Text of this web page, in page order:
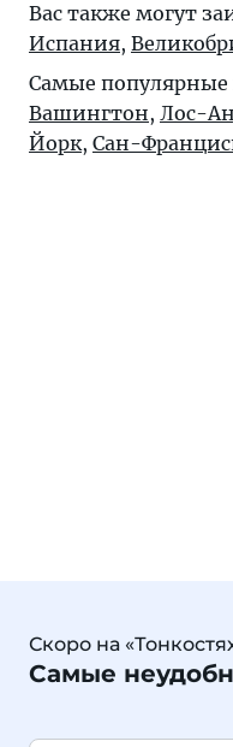
Вас также могут
Испания,
Самые популярные
Вашингтон, Лос-
Йорк, Сан-
Скоро на
Самые